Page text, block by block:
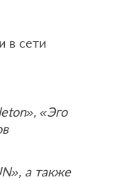
в сети
«Эго
а также